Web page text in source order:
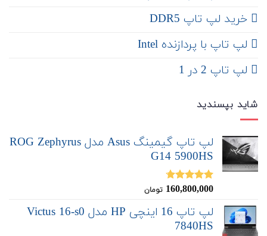
خرید لپ تاپ DDR5
لپ تاپ با پردازنده Intel
لپ تاپ 2 در 1
شاید بپسندید
لپ تاپ گیمینگ Asus مدل ROG Zephyrus
G14 5900HS
نمره4.67
160,800,000 تومان
لپ تاپ 16 اینچی HP مدل Victus 16-s0
7840HS